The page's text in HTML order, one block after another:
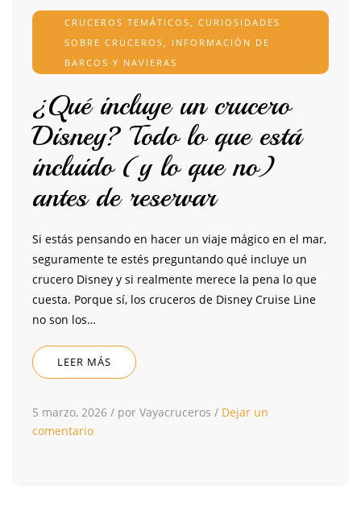
CRUCEROS TEMÁTICOS, CURIOSIDADES
SOBRE CRUCEROS, INFORMACIÓN DE
BARCOS Y NAVIERAS
¿Qué incluye un crucero
Disney? Todo lo que está
incluido (y lo que no)
antes de reservar
Si estás pensando en hacer un viaje mágico en el mar,
seguramente te estés preguntando qué incluye un
crucero Disney y si realmente merece la pena lo que
cuesta. Porque sí, los cruceros de Disney Cruise Line
no son los…
LEER MÁS
5 marzo, 2026 / por Vayacruceros / Dejar un
comentario